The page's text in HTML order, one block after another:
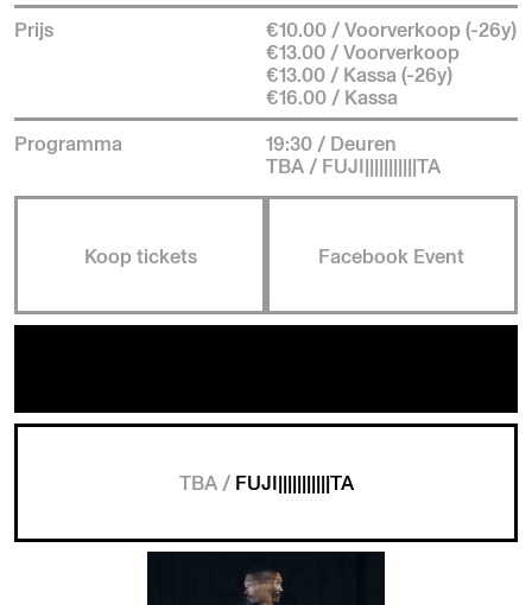
Prijs
€10.00 / Voorverkoop (-26y)
€13.00 / Voorverkoop
€13.00 / Kassa (-26y)
€16.00 / Kassa
Programma
19:30 / Deuren
TBA / FUJI|||||||||||TA
Koop tickets Facebook Event
TBA /FUJI|||||||||||TA